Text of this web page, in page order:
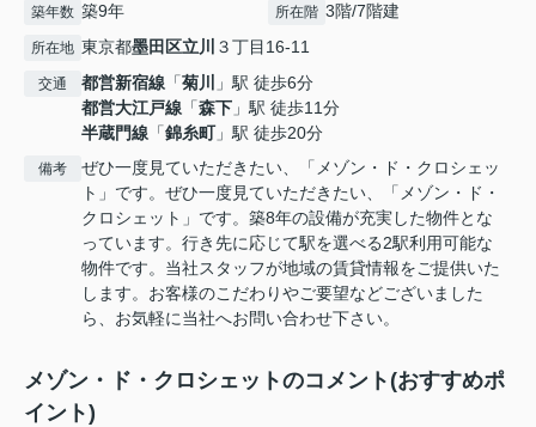
築年数 築9年 所在階 3階/7階建
所在地 東京都墨田区立川 ３丁目16-11
交通 都営新宿線 「菊川
」駅 徒歩6分
都営大江戸線 「森下 」駅 徒歩11分
半蔵門線 「錦糸町」駅 徒歩20分
備考
ぜひ一度見ていただきたい、「メゾン・ド・クロシェッ
ト」です。ぜひ一度見ていただきたい、「メゾン・ド・
クロシェット」です。築8年の設備が充実した物件とな
っています。行き先に応じて駅を選べる2駅利用可能な
物件です。当社スタッフが地域の賃貸情報をご提供いた
します。お客様のこだわりやご要望などございました
ら、お気軽に当社へお問い合わせ下さい。
メゾン・ド・クロシェットのコメント(おすすめポ
イント)